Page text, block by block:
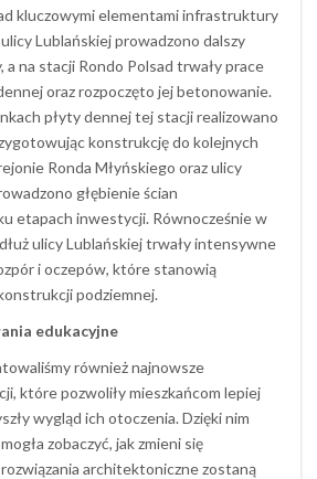
kluczowymi elementami infrastruktury
Lublańskiej prowadzono dalszy
na stacji Rondo Polsad trwały prace
oraz rozpoczęto jej betonowanie.
płyty dennej tej stacji realizowano
konstrukcję do kolejnych
Ronda Młyńskiego oraz ulicy
głębienie ścian
etapach inwestycji. Równocześnie w
ulicy Lublańskiej trwały intensywne
i oczepów, które stanowią
podziemnej.
edukacyjne
również najnowsze
które pozwoliły mieszkańcom lepiej
wygląd ich otoczenia. Dzięki nim
zobaczyć, jak zmieni się
architektoniczne zostaną